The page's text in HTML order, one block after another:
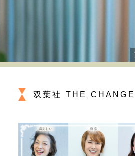
来
の愛用品
双葉社 THE CHANGE